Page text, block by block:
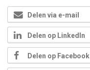
Delen via e-mail
Delen op LinkedIn
Delen op Facebook